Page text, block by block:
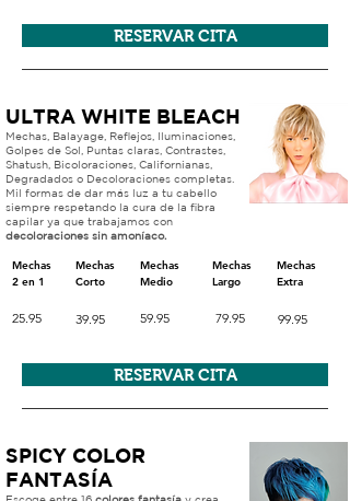
RESERVAR CITA
ULTRA WHITE BLEACH
Mechas, Balayage, Reflejos, Iluminaciones,
Golpes de Sol, Puntas claras, Contrastes,
Shatush, Bicoloraciones, Californianas,
Degradados o Decoloraciones completas.
Mil formas de dar más luz a tu cabello
siempre respetando la cura de la fibra
capilar ya que trabajamos con
decoloraciones sin amoníaco.
Mechas
2 en 1
Mechas
Corto
Mechas
Medio
Mechas
Largo
Mechas
Extra
25.95 39.95 59.95 79.95 99.95
RESERVAR CITA
SPICY COLOR
FANTASÍA